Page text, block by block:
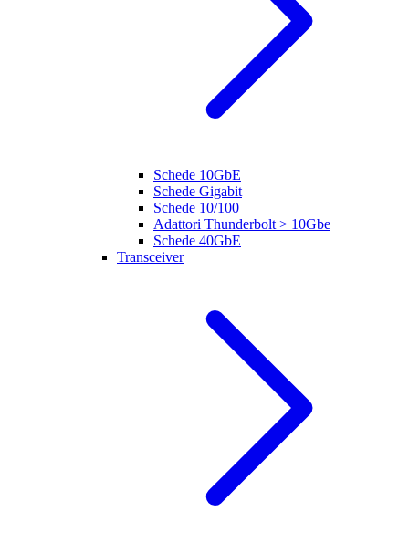
Schede 10GbE
Schede Gigabit
Schede 10/100
Adattori Thunderbolt > 10Gbe
Schede 40GbE
Transceiver